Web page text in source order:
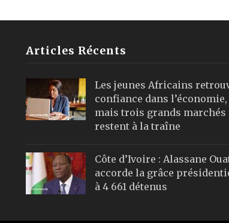
Articles Récents
Les jeunes Africains
confiance dans l’économie,
mais trois grands marchés
restent à la traîne
Côte d’Ivoire : Alassane
accorde la grâce
à 4 661 détenus